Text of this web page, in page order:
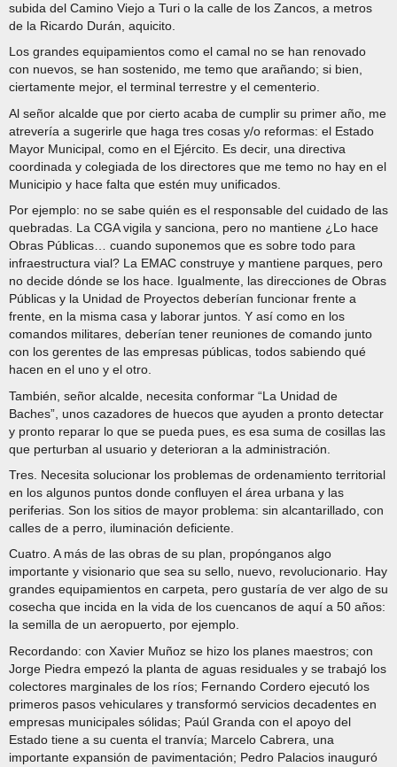
subida del Camino Viejo a Turi o la calle de los Zancos, a metros
de la Ricardo Durán, aquicito.
Los grandes equipamientos como el camal no se han renovado
con nuevos, se han sostenido, me temo que arañando; si bien,
ciertamente mejor, el terminal terrestre y el cementerio.
Al señor alcalde que por cierto acaba de cumplir su primer año, me
atrevería a sugerirle que haga tres cosas y/o reformas: el Estado
Mayor Municipal, como en el Ejército. Es decir, una directiva
coordinada y colegiada de los directores que me temo no hay en el
Municipio y hace falta que estén muy unificados.
Por ejemplo: no se sabe quién es el responsable del cuidado de las
quebradas. La CGA vigila y sanciona, pero no mantiene ¿Lo hace
Obras Públicas… cuando suponemos que es sobre todo para
infraestructura vial? La EMAC construye y mantiene parques, pero
no decide dónde se los hace. Igualmente, las direcciones de Obras
Públicas y la Unidad de Proyectos deberían funcionar frente a
frente, en la misma casa y laborar juntos. Y así como en los
comandos militares, deberían tener reuniones de comando junto
con los gerentes de las empresas públicas, todos sabiendo qué
hacen en el uno y el otro.
También, señor alcalde, necesita conformar “La Unidad de
Baches”, unos cazadores de huecos que ayuden a pronto detectar
y pronto reparar lo que se pueda pues, es esa suma de cosillas las
que perturban al usuario y deterioran a la administración.
Tres. Necesita solucionar los problemas de ordenamiento territorial
en los algunos puntos donde confluyen el área urbana y las
periferias. Son los sitios de mayor problema: sin alcantarillado, con
calles de a perro, iluminación deficiente.
Cuatro. A más de las obras de su plan, propónganos algo
importante y visionario que sea su sello, nuevo, revolucionario. Hay
grandes equipamientos en carpeta, pero gustaría de ver algo de su
cosecha que incida en la vida de los cuencanos de aquí a 50 años:
la semilla de un aeropuerto, por ejemplo.
Recordando: con Xavier Muñoz se hizo los planes maestros; con
Jorge Piedra empezó la planta de aguas residuales y se trabajó los
colectores marginales de los ríos; Fernando Cordero ejecutó los
primeros pasos vehiculares y transformó servicios decadentes en
empresas municipales sólidas; Paúl Granda con el apoyo del
Estado tiene a su cuenta el tranvía; Marcelo Cabrera, una
importante expansión de pavimentación; Pedro Palacios inauguró